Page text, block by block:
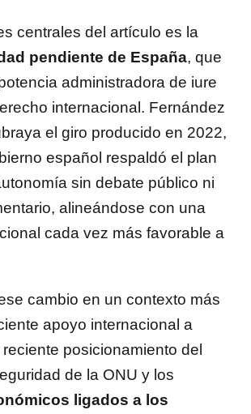
centrales del artículo es la
pendiente de España, que
administradora de iure
internacional. Fernández
el giro producido en 2022,
español respaldó el plan
sin debate público ni
alineándose con una
cada vez más favorable a
cambio en un contexto más
apoyo internacional a
posicionamiento del
de la ONU y los
ligados a los